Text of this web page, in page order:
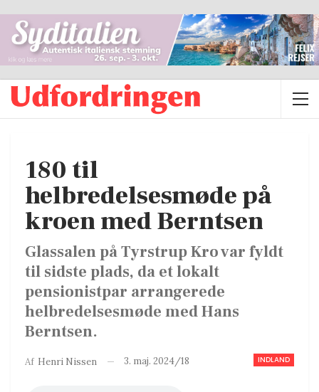
180 til
helbredelsesmøde på
kroen med Berntsen
Glassalen på Tyrstrup Kro var fyldt
til sidste plads, da et lokalt
pensionistpar arrangerede
helbredelsesmøde med Hans
Berntsen.
INDLAND
Af Henri Nissen 3. maj. 2024/18